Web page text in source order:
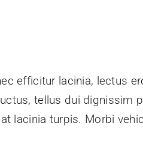
efficitur lacinia, lectus
tellus dui dignissim
lacinia turpis. Morbi